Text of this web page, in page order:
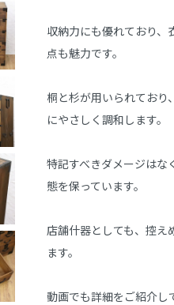
収納力にも優れており、
点も魅力です。
桐と杉が用いられてお
にやさしく調和します。
特記すべきダメージはな
態を保っています。
店舗什器としても、控
ます。
動画でも詳細をご紹介し